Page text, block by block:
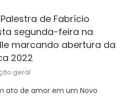
de Fabrício
segunda-feira na
marcando abertura da
2022
geral
ato de amor em um Novo